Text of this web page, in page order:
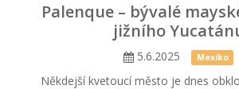
Palenque – bývalé
jižního
5.6.2025 Mexiko
Někdejší kvetoucí město je dnes